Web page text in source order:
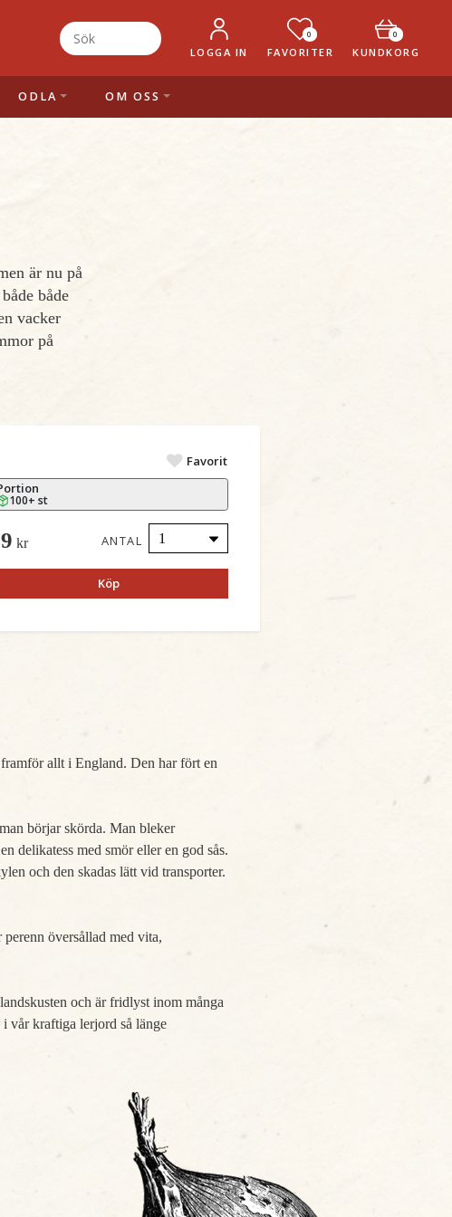
LOGGA IN
0
FAVORITER
0
KUNDKORG
ODLA OM OSS
är nu på
både
vacker
på
Favorit
100+ st
kr ANTAL
Köp
allt i England. Den har fört en
börjar skörda. Man bleker
delikatess med smör eller en god sås.
och den skadas lätt vid transporter.
översållad med vita,
och är fridlyst inom många
vår kraftiga lerjord så länge